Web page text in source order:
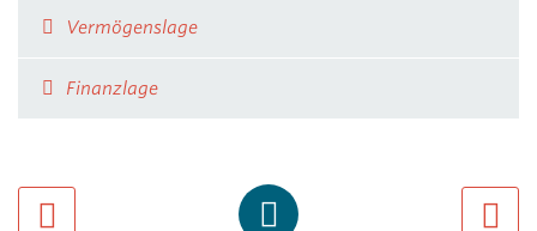
Vermögenslage
Finanzlage